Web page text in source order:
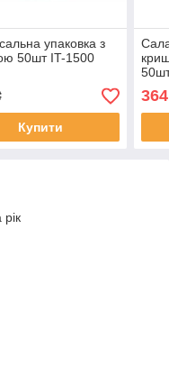
упаковка з
50шт IT-1500
Купити